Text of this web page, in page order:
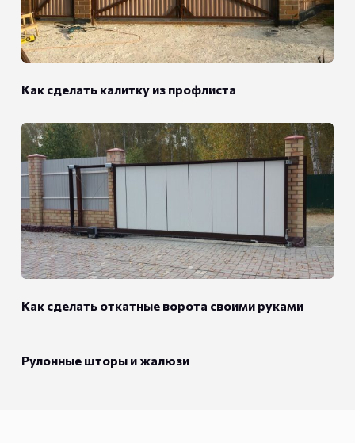
Как сделать калитку из профлиста
Как сделать откатные ворота своими руками
Рулонные шторы и жалюзи